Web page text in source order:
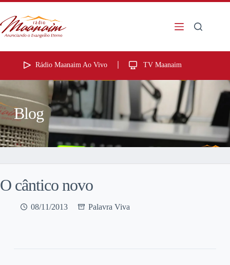
Rádio Maanaim Ao Vivo TV Maanaim
Blog
O cântico novo
08/11/2013 Palavra Viva